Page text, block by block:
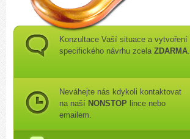
Konzultace Vaší situace a vytvoření
specifického návrhu zcela ZDARMA.
Neváhejte nás kdykoli kontaktovat
na naší NONSTOP lince nebo
emailem.